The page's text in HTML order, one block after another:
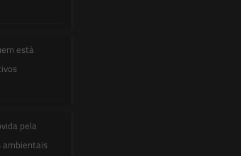
está
pela
ambientais